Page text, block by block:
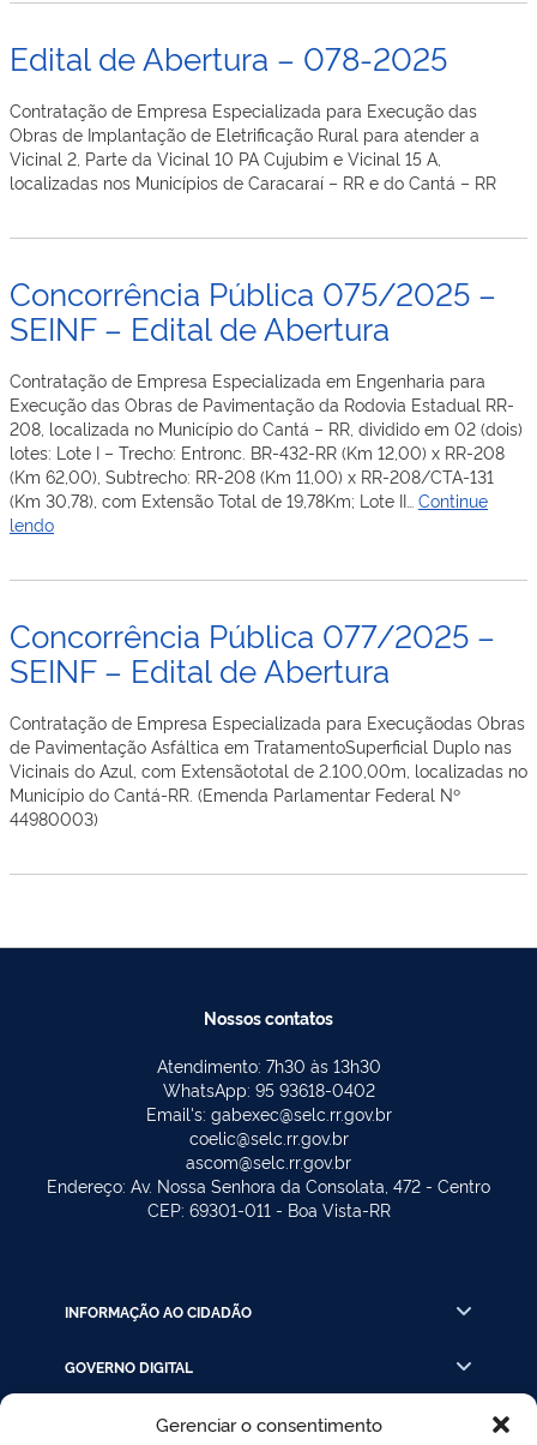
Gerenciar o consentimento
Edital de Abertura – 078-2025
Contratação de Empresa Especializada para Execução das
Obras de Implantação de Eletrificação Rural para atender a
Vicinal 2, Parte da Vicinal 10 PA Cujubim e Vicinal 15 A,
localizadas nos Municípios de Caracaraí – RR e do Cantá – RR
Concorrência Pública 075/2025 –
SEINF – Edital de Abertura
Contratação de Empresa Especializada em Engenharia para
Execução das Obras de Pavimentação da Rodovia Estadual RR-
208, localizada no Município do Cantá – RR, dividido em 02 (dois)
lotes: Lote I – Trecho: Entronc. BR-432-RR (Km 12,00) x RR-208
(Km 62,00), Subtrecho: RR-208 (Km 11,00) x RR-208/CTA-131
(Km 30,78), com Extensão Total de 19,78Km; Lote II… Continue
lendoConcorrência
–
Edital
de
Abertura
Concorrência Pública 077/2025 –
SEINF – Edital de Abertura
Contratação de Empresa Especializada para Execuçãodas Obras
de Pavimentação Asfáltica em TratamentoSuperficial Duplo nas
Vicinais do Azul, com Extensãototal de 2.100,00m, localizadas no
Município do Cantá-RR. (Emenda Parlamentar Federal Nº
44980003)
Nossos contatos
Atendimento: 7h30 às 13h30
WhatsApp: 95 93618-0402
Email's: gabexec@selc.rr.gov.br
coelic@selc.rr.gov.br
ascom@selc.rr.gov.br
Endereço: Av. Nossa Senhora da Consolata, 472 - Centro
CEP: 69301-011 - Boa Vista-RR
INFORMAÇÃO AO CIDADÃO
GOVERNO DIGITAL
INSTRUÇÃO PROCESSUAL